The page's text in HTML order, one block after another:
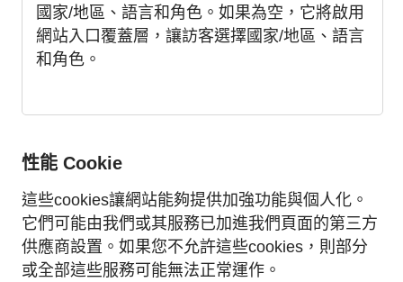
國家/地區、語言和角色。如果為空，它將啟用
網站入口覆蓋層，讓訪客選擇國家/地區、語言
和角色。
性能 Cookie
這些cookies讓網站能夠提供加強功能與個人化。
它們可能由我們或其服務已加進我們頁面的第三方
供應商設置。如果您不允許這些cookies，則部分
或全部這些服務可能無法正常運作。